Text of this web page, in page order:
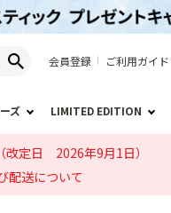
会員登録 ご利用ガイド
ズ LIMITED EDITION
定日 2026年9月1日）
配送について